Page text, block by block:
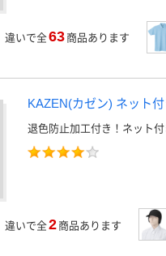
違いで全63 商品あります
KAZEN(カゼン) ネット
退色防止加工付き！ネット
違いで全2 商品あります